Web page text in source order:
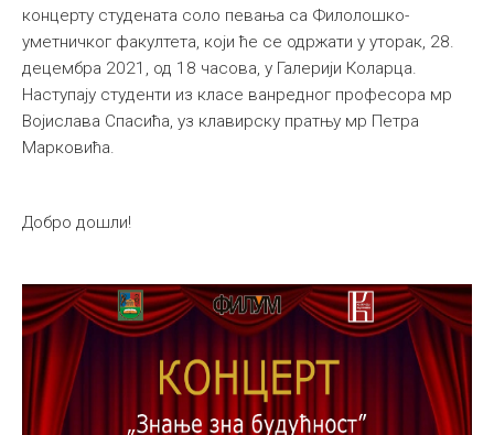
Библиотека
Студенти
Међународна
концерту студената соло певања са Филолошко-
уметничког факултета, који ће се одржати у уторак, 28.
децембра 2021, од 18 часова, у Галерији Коларца.
Наступају студенти из класе ванредног професора мр
Војислава Спасића, уз клавирску пратњу мр Петра
Марковића.
Добро дошли!